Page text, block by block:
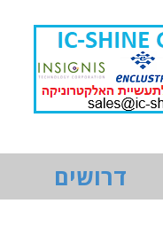
דרושים